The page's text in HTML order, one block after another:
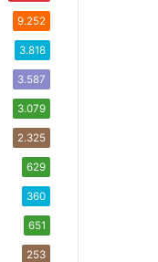
9.252
3.818
3.587
3.079
2.325
629
360
651
253